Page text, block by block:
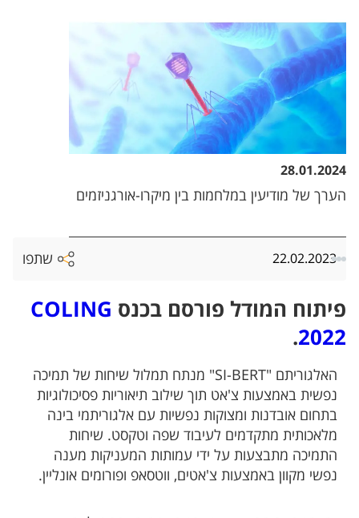
22.02.2023 שתפו
פיתוח המודל פורסם בכנס COLING
2022
.
האלגוריתם "SI-BERT" מנתח תמלול שיחות של תמיכה
נפשית באמצעות צ'אט תוך שילוב תיאוריות פסיכולוגיות
בתחום אובדנות ומצוקות נפשיות עם אלגוריתמי בינה
מלאכותית מתקדמים לעיבוד שפה וטקסט. שיחות
התמיכה מתבצעות על ידי עמותות המעניקות מענה
נפשי מקוון באמצעות צ'אטים, ווטסאפ ופורומים אונליין.
28.01.2024
הערך של מודיעין במלחמות בין מיקרו-אורגניזמים